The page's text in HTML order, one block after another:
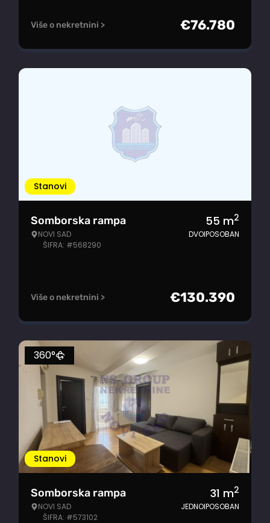
Više o nekretnini > €76.780
Stanovi
Somborska rampa
NOVI SAD
ŠIFRA: #568290
55 m2
DVOIPOSOBAN
Više o nekretnini > €130.390
Stanovi
360°
Somborska rampa
NOVI SAD
ŠIFRA: #573102
31 m2
JEDNOIPOSOBAN